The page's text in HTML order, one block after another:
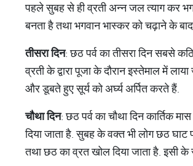
पहले सुबह से ही व्रती अन्न जल त्याग कर
बनता है तथा भगवान भास्कर को चढ़ाने के
तीसरादिन: छठ पर्व का तीसरा दिन सबसे
व्रती के द्वारा पूजा के दौरान इस्तेमाल में
और डूबते हुए सूर्य को अर्घ्य अर्पित करते हैं.
चौथादिन: छठ पर्व का चौथा दिन कार्तिक
दिया जाता है. सुबह के वक्त भी लोग छठ घाट
तथा छठ का व्रत खोल दिया जाता है. इसी के